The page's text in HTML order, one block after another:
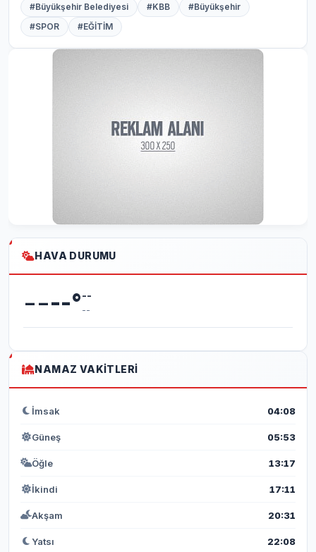
#Büyükşehir Belediyesi
#KBB
#Büyükşehir
#SPOR
#EĞİTİM
HAVA DURUMU
----°--
--
NAMAZ VAKITLERI
İmsak 04:08
Güneş 05:53
Öğle 13:17
İkindi 17:11
Akşam 20:31
Yatsı 22:08